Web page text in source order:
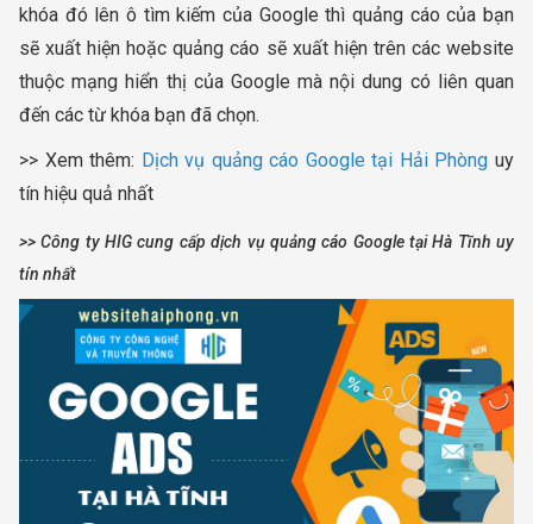
khóa đó lên ô tìm kiếm của Google thì quảng cáo của bạn
sẽ xuất hiện hoặc quảng cáo sẽ xuất hiện trên các website
thuộc mạng hiển thị của Google mà nội dung có liên quan
đến các từ khóa bạn đã chọn.
>> Xem thêm: Dịch vụ quảng cáo Google tại Hải Phòng uy
tín hiệu quả nhất
>> Công ty HIG cung cấp dịch vụ quảng cáo Google tại Hà Tĩnh uy
tín nhất